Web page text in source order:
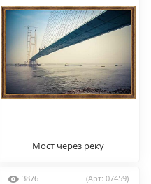
Мост через реку
3876 (Арт: 07459)